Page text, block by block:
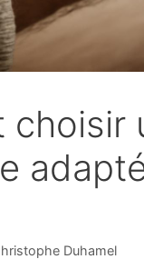
choisir
Duhamel